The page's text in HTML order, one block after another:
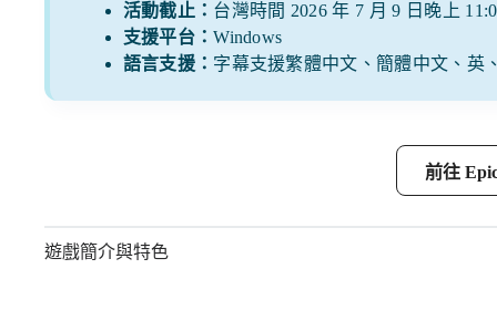
活動截止： 台灣時間 2026 年 7 月 9 日晚上
支援平台：Windows
語言支援： 字幕支援繁體中文、簡體中文、英
前往
遊戲簡介與特色